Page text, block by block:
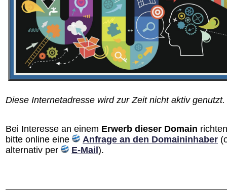
Diese Internetadresse wird zur Zeit nicht aktiv genutzt.
Bei Interesse an einem Erwerb dieser Domain
bitte online eine
Anfrage an den Domain­inhaber
alternativ per
E-Mail ).